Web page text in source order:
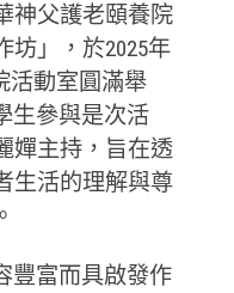
神父護老頤養院
坊」，於2025年
活動室圓滿舉
生參與是次活
嬋主持，旨在透
生活的理解與尊
豐富而具啟發作